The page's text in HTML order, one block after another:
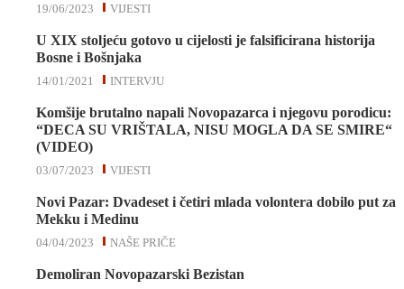
VIJESTI
19/06/2023
U XIX stoljeću gotovo u cijelosti je falsificirana historija
Bosne i Bošnjaka
INTERVJU
14/01/2021
Komšije brutalno napali Novopazarca i njegovu porodicu:
“DECA SU VRIŠTALA, NISU MOGLA DA SE SMIRE“
(VIDEO)
VIJESTI
03/07/2023
Novi Pazar: Dvadeset i četiri mlada volontera dobilo put za
Mekku i Medinu
NAŠE PRIČE
04/04/2023
Demoliran Novopazarski Bezistan